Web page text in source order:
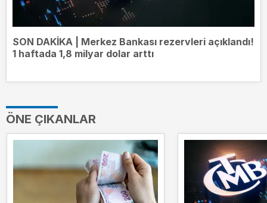
SON DAKİKA | Merkez Bankası rezervleri açıklandı!
1 haftada 1,8 milyar dolar arttı
ÖNE ÇIKANLAR